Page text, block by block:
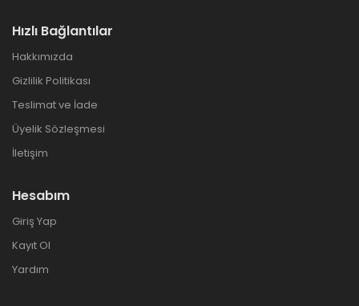
Hızlı Bağlantılar
Hakkımızda
Gizlilik Politikası
Teslimat ve İade
Üyelik Sözleşmesi
İletişim
Hesabım
Giriş Yap
Kayıt Ol
Yardım